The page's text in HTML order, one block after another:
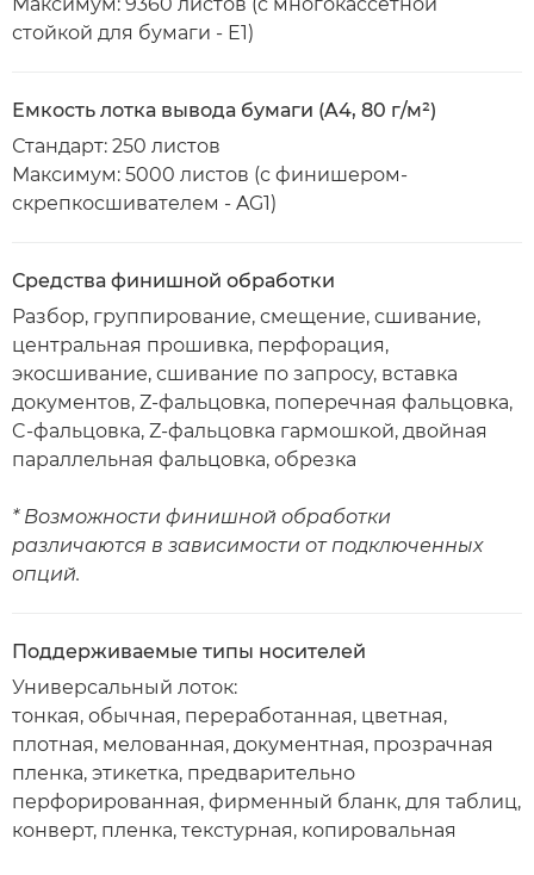
стойкой для бумаги - E1)
Емкость лотка вывода бумаги (A4, 80 г/м²)
Стандарт: 250 листов
Максимум: 5000 листов (с финишером-
скрепкосшивателем - AG1)
Средства финишной обработки
Разбор, группирование, смещение, сшивание,
центральная прошивка, перфорация,
экосшивание, сшивание по запросу, вставка
документов, Z-фальцовка, поперечная фальцовка,
C-фальцовка, Z-фальцовка гармошкой, двойная
параллельная фальцовка, обрезка
* Возможности финишной обработки
различаются в зависимости от подключенных
опций.
Поддерживаемые типы носителей
Универсальный лоток:
тонкая, обычная, переработанная, цветная,
плотная, мелованная, документная, прозрачная
пленка, этикетка, предварительно
перфорированная, фирменный бланк, для таблиц,
конверт, пленка, текстурная, копировальная